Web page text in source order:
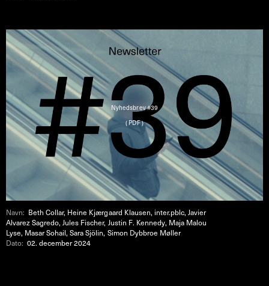
Nyhedsbrev #39
( PDF )
Navn: Beth Collar, Heine Kjærgaard Klausen, inter.pblc, Javier
Alvarez Sagredo, Jules Fischer, Justin F. Kennedy, Maja Malou
Lyse, Masar Sohail, Sara Sjölin, Simon Dybbroe Møller
Dato:02. december 2024